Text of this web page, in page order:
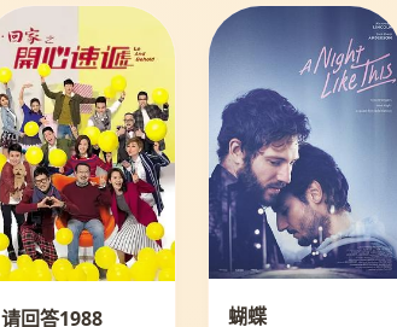
请回答1988 蝴蝶